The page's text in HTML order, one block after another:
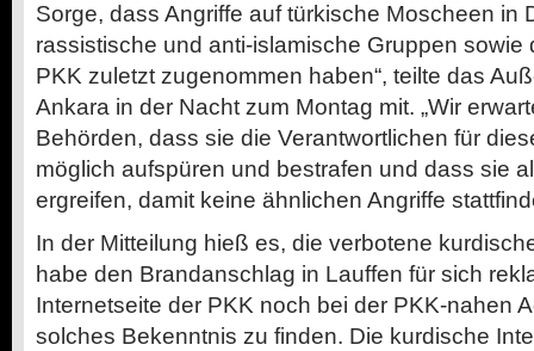
Sorge, dass Angriffe auf türkische Moscheen in
rassistische und anti-islamische Gruppen sowie
PKK zuletzt zugenommen haben“, teilte das
Ankara in der Nacht zum Montag mit. „Wir
Behörden, dass sie die Verantwortlichen für
möglich aufspüren und bestrafen und dass sie
ergreifen, damit keine ähnlichen Angriffe
In der Mitteilung hieß es, die verbotene
habe den Brandanschlag in Lauffen für sich
Internetseite der PKK noch bei der PKK-nahen
solches Bekenntnis zu finden. Die kurdische